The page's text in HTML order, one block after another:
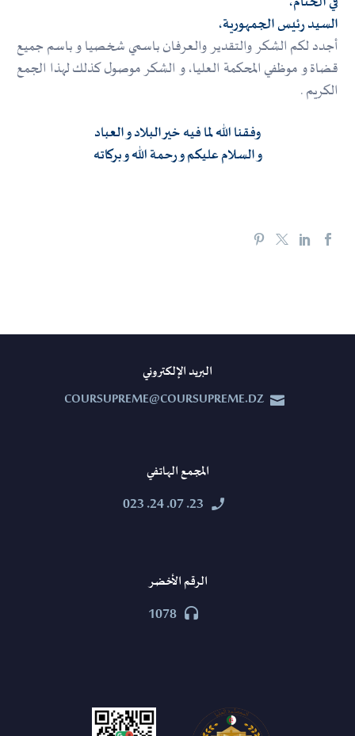
السيد رئيس الجمهورية،
أجدد لكم الشكر والتقدير والعرفان باسمي شخصيا و باسم جميع
قضاة و موظفي المحكمة العليا، و الشكر موصول كذلك لهذا الجمع
الكريم .
وفقنا الله لما فيه خير البلاد و العباد
و السلام عليكم و رحمة الله و بركاته
البريد الإلكتروني


COURSUPREME@COURSUPREME.DZ
المجمع الهاتفي


23. 07. 24. 023
الرقم الأخضر


1078